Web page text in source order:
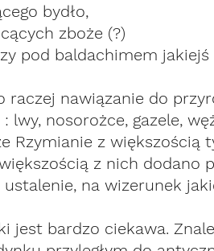
bydło,
zboże (?)
pod baldachimem
raczej nawiązanie do
lwy, nosorożce, gazele,
Rzymianie z większością
z nich dodano
na wizerunek
jest bardzo ciekawa.